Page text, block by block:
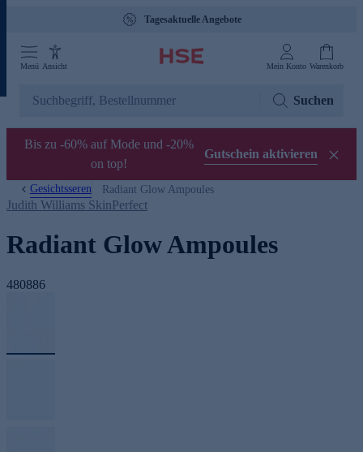
Tagesaktuelle Angebote
Menü Ansicht Mein Konto Warenkorb
Suchen
Bis zu -60% auf Mode und -20%
on top!
Gutschein aktivieren
Gesichtsseren Radiant Glow Ampoules
Judith Williams SkinPerfect
Radiant Glow Ampoules
480886